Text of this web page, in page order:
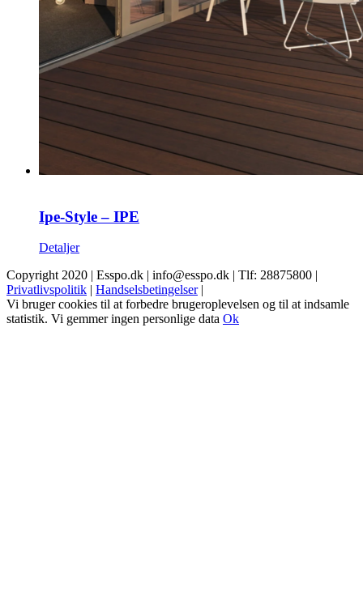
Ipe-Style – IPE
Detaljer
Copyright 2020 | Esspo.dk | info@esspo.dk | Tlf: 28875800 |
Privatlivspolitik | Handselsbetingelser|
Vi bruger cookies til at forbedre brugeroplevelsen og til at indsamle
statistik. Vi gemmer ingen personlige data Ok